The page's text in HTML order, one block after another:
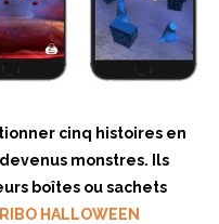
cinq histoires en
monstres. Ils
boîtes ou sachets
HALLOWEEN